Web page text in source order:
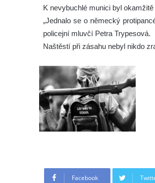
K nevybuchlé munici byl
„Jednalo se o německý
policejní mluvčí Petra Trypesová.
Naštěstí při zásahu nebyl nikdo
Facebook